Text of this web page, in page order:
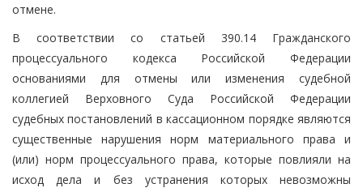
отмене.
В соответствии со статьей 390.14 Гражданского
процессуального кодекса Российской Федерации
основаниями для отмены или изменения судебной
коллегией Верховного Суда Российской Федерации
судебных постановлений в кассационном порядке являются
существенные нарушения норм материального права и
(или) норм процессуального права, которые повлияли на
исход дела и без устранения которых невозможны